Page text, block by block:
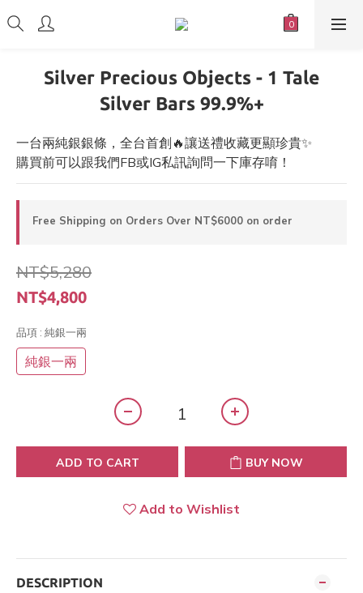
Silver Precious Objects - 1 Tale
Silver Bars 99.9%+
一台兩純銀銀條，全台首創🔥讓送禮收藏更顯珍貴✨
購買前可以跟我們FB或IG私訊詢問一下庫存唷！
Free Shipping on Orders Over NT$6000 on order
NT$5,280
NT$4,800
品項 : 純銀一兩
純銀一兩
ADD TO CART BUY NOW
Add to Wishlist
DESCRIPTION